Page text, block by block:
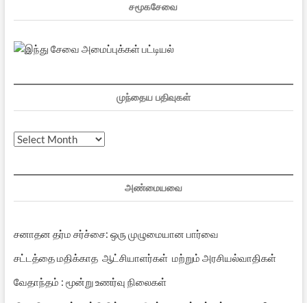
சமூகசேவை
முந்தைய பதிவுகள்
முந்தைய
அண்மையவை
சனாதன தர்ம சர்ச்சை: ஒரு முழுமையான பார்வை
சட்டத்தை மதிக்காத ஆட்சியாளர்கள் மற்றும் அரசியல்வாதிகள்
வேதாந்தம் : மூன்று உணர்வு நிலைகள்